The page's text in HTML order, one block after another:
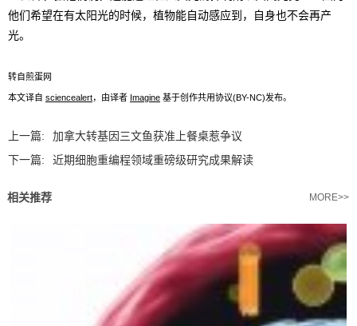
他们希望在有太阳光的时候，植物能自动感应到，自身也不会再产
光。
转自煎蛋网
本文译自 sciencealert，由译者 Imagine 基于创作共用协议(BY-NC)发布。
上一篇:
加拿大转基因三文鱼获准上餐桌惹争议
下一篇:
近期细胞重编程领域重磅级研究成果解读
相关推荐 MORE>>